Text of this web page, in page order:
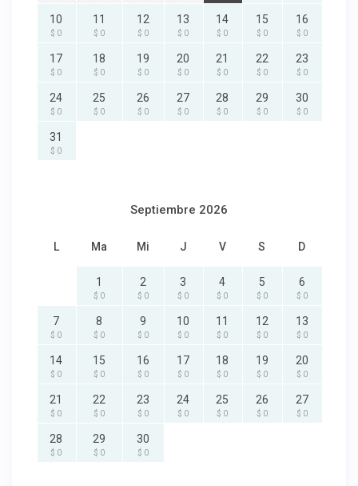
10
$ 0
11
$ 0
12
$ 0
13
$ 0
14
$ 0
15
$ 0
16
$ 0
17
$ 0
18
$ 0
19
$ 0
20
$ 0
21
$ 0
22
$ 0
23
$ 0
24
$ 0
25
$ 0
26
$ 0
27
$ 0
28
$ 0
29
$ 0
30
$ 0
31
$ 0
Septiembre 2026
L Ma Mi J V S D
1
$ 0
2
$ 0
3
$ 0
4
$ 0
5
$ 0
6
$ 0
7
$ 0
8
$ 0
9
$ 0
10
$ 0
11
$ 0
12
$ 0
13
$ 0
14
$ 0
15
$ 0
16
$ 0
17
$ 0
18
$ 0
19
$ 0
20
$ 0
21
$ 0
22
$ 0
23
$ 0
24
$ 0
25
$ 0
26
$ 0
27
$ 0
28
$ 0
29
$ 0
30
$ 0